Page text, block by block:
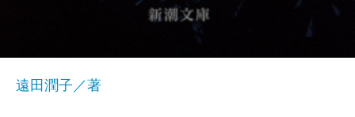
遠田潤子／著